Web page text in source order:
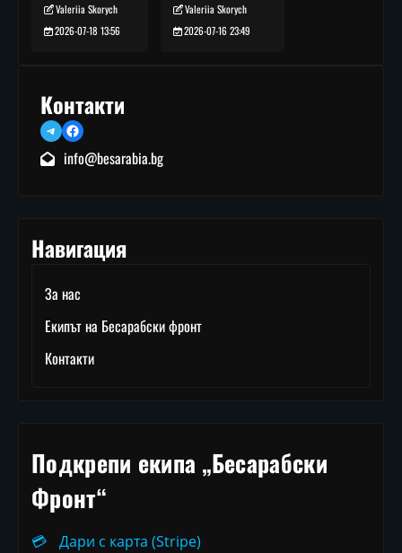
Valeriia Skorych
2026-07-18 13:56
Valeriia Skorych
2026-07-16 23:49
Контакти
TelegramFacebook
info@besarabia.bg
Навигация
За нас
Екипът на Бесарабски фронт
Контакти
Подкрепи екипа „Бесарабски
Фронт“
💳
Дари с карта (Stripe)